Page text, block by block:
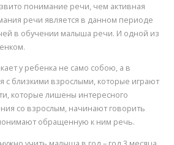
понимание речи, чем активная
речи является в данном периоде
в обучении малыша речи. И одной из
у ребенка не само собою, а в
с близкими взрослыми, которые играют
которые лишены интересного
со взрослым, начинают говорить
обращенную к ним речь.